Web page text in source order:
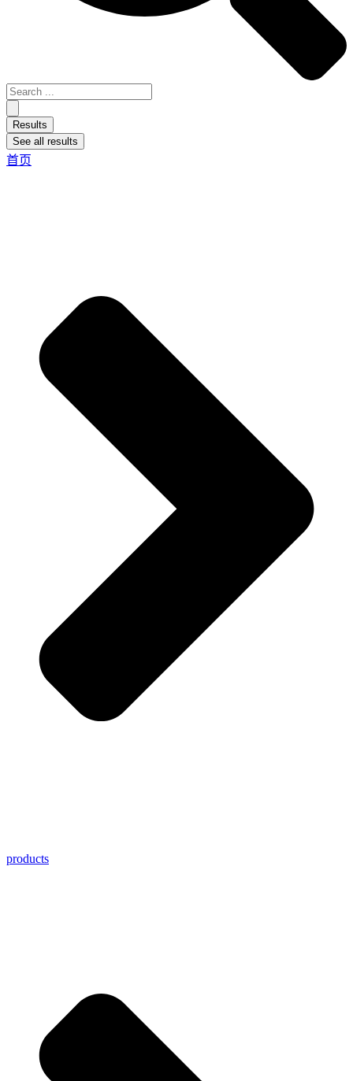
Results
See all results
首页
products